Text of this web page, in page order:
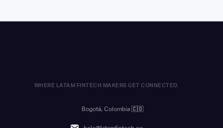
WHERE LATAM FINTECH MAKERS GET CONNECTED.
Bogotá, Colombia 🇨🇴